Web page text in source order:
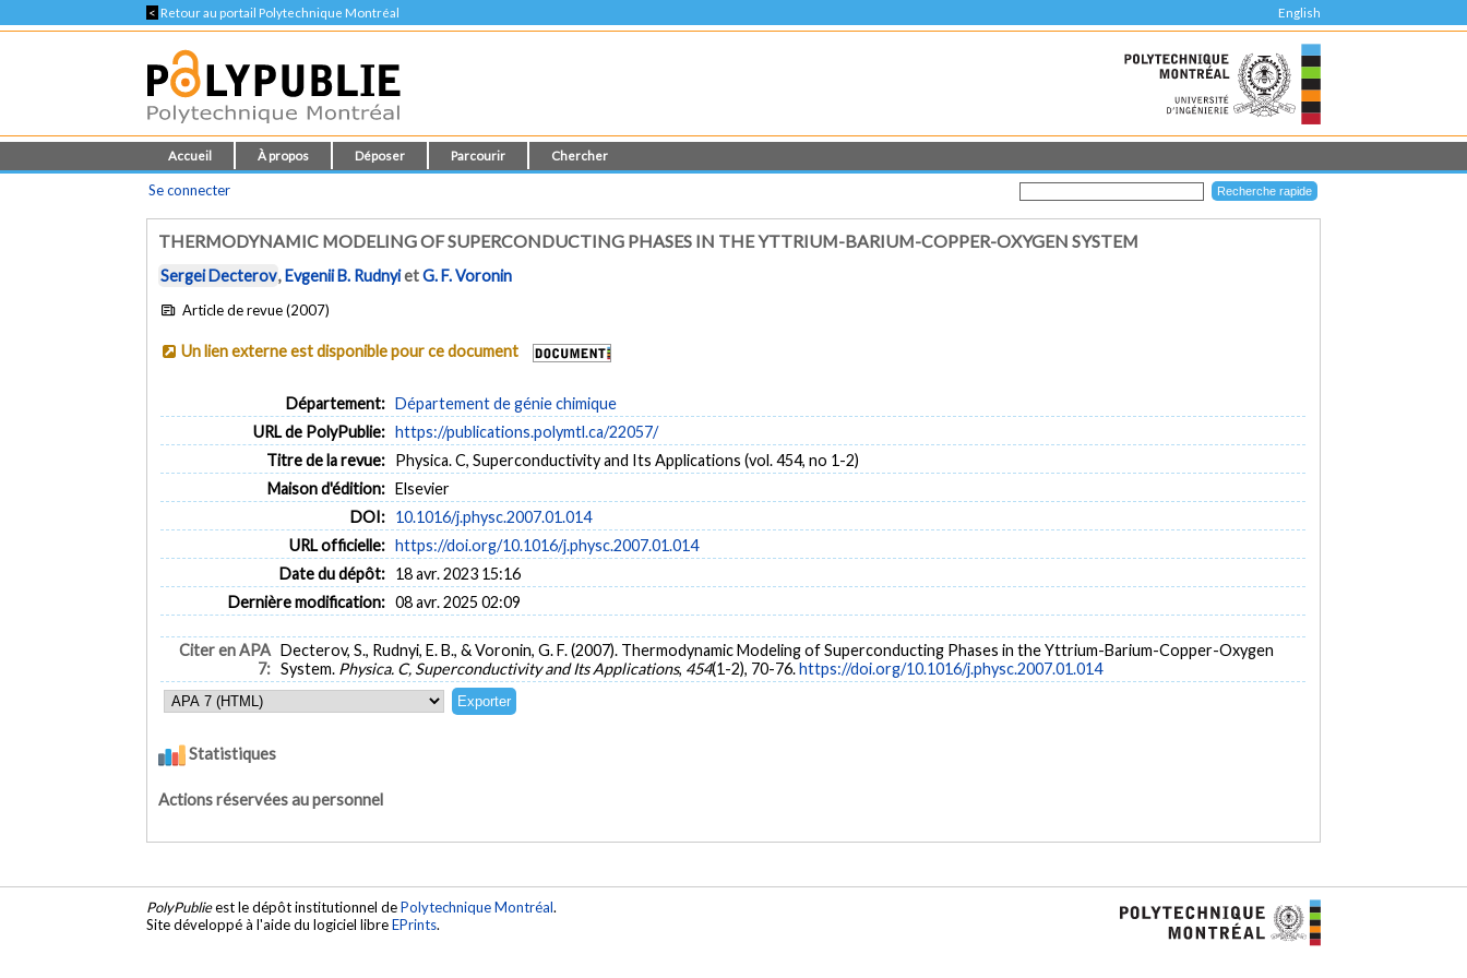
< Retour au portail Polytechnique Montréal English
Accueil À propos Déposer Parcourir Chercher
Se connecter
THERMODYNAMIC MODELING OF SUPERCONDUCTING PHASES IN THE YTTRIUM-BARIUM-COPPER-OXYGEN SYSTEM
Sergei Decterov,Evgenii B. RudnyietG. F. Voronin
Article de revue (2007)
Un lien externe est disponible pour ce document
Département: Département de génie chimique
URL de PolyPublie: https://publications.polymtl.ca/22057/
Titre de la revue: Physica. C, Superconductivity and Its Applications (vol. 454, no 1-2)
Maison d'édition: Elsevier
DOI: 10.1016/j.physc.2007.01.014
URL officielle: https://doi.org/10.1016/j.physc.2007.01.014
Date du dépôt: 18 avr. 2023 15:16
Dernière modification: 08 avr. 2025 02:09
Citer en APA
7:
Decterov, S., Rudnyi, E. B., & Voronin, G. F. (2007). Thermodynamic Modeling of Superconducting Phases in the Yttrium-Barium-Copper-Oxygen
System. Physica. C, Superconductivity and Its Applications, 454(1-2), 70-76.https://doi.org/10.1016/j.physc.2007.01.014
Statistiques
Actions réservées au personnel
PolyPublieest le dépôt institutionnel dePolytechnique Montréal.
Site développé à l'aide du logiciel libreEPrints.